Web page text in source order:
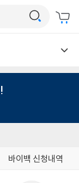
바이백 신청내역